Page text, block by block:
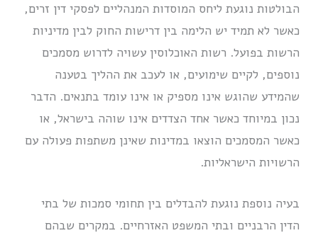
הבולטות נוגעת ליחס המוסדות המנהליים לפסקי דין זרים,
כאשר לא תמיד יש הלימה בין דרישות החוק לבין מדיניות
הרשות בפועל. רשות האוכלוסין עשויה לדרוש מסמכים
נוספים, לקיים שימועים, או לעכב את ההליך בטענה
שהמידע שהוגש אינו מספיק או אינו עומד בתנאים. הדבר
נכון במיוחד כאשר אחד הצדדים אינו שוהה בישראל, או
כאשר המסמכים הוצאו במדינות שאינן משתפות פעולה עם
הרשויות הישראליות.
בעיה נוספת נוגעת להבדלים בין תחומי סמכות של בתי
הדין הרבניים ובתי המשפט האזרחיים. במקרים שבהם